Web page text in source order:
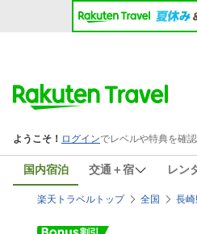
国内宿泊 交通＋宿 レン
楽天トラベルトップ 全国 長